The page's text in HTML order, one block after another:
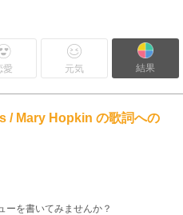
愛 元気 結果
/ Mary Hopkin の歌詞への
ーを書いてみませんか？